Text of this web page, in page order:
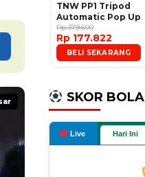
TNW PP1 Tripod
Automatic Pop Up
Rp 379.600
Rp 177.822
BELI SEKARANG
SKOR BOLA
Live Hari Ini